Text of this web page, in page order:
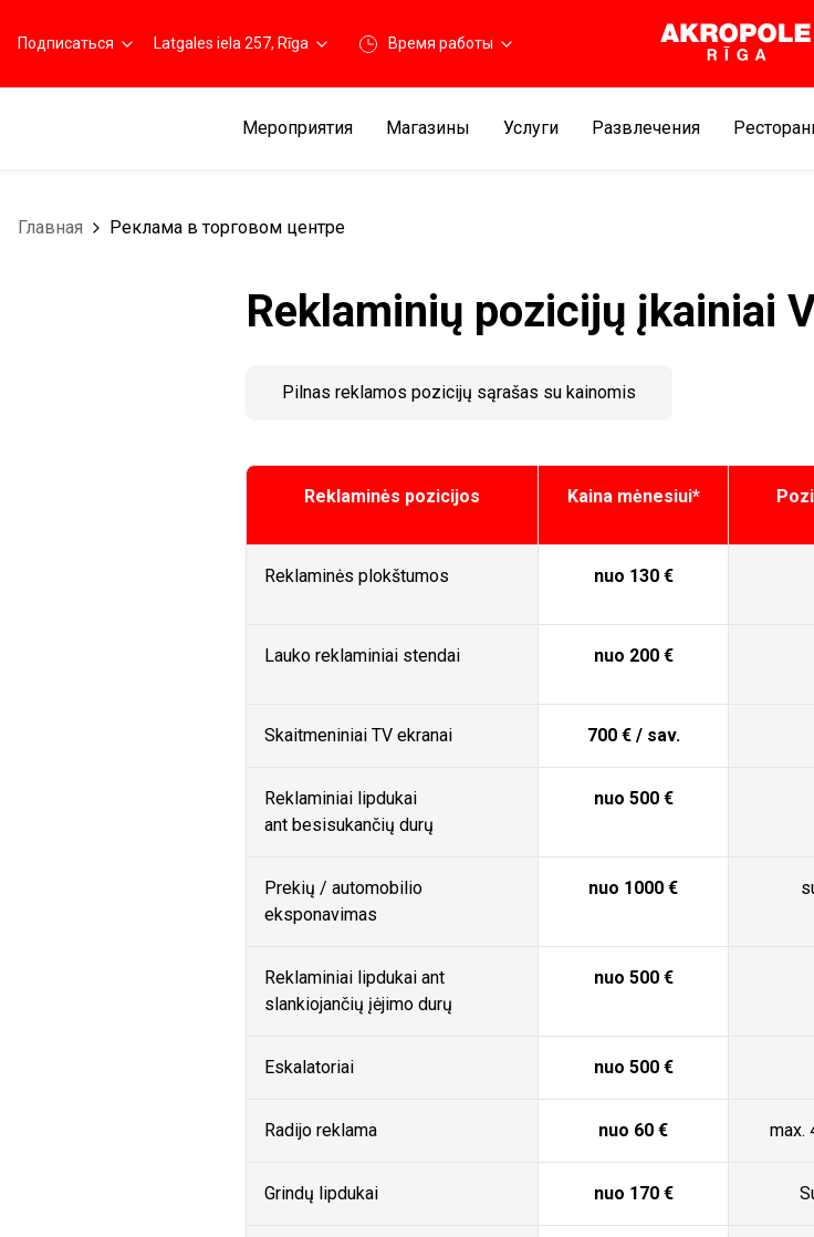
Подписаться Latgales iela 257, Rīga Время работы
Мероприятия Магазины Услуги Развлечения
Главная Реклама в торговом центре
Reklaminių pozicijų įkainiai
Pilnas reklamos pozicijų sąrašas su kainomis
Reklaminės pozicijos Kaina mėnesiui*
Reklaminės plokštumos nuo 130 €
Lauko reklaminiai stendai nuo 200 €
Skaitmeniniai TV ekranai 700 € / sav.
Reklaminiai lipdukai
ant besisukančių durų
nuo 500 €
Prekių / automobilio
eksponavimas
nuo 1000 €
Reklaminiai lipdukai ant
slankiojančių įėjimo durų
nuo 500 €
Eskalatoriai nuo 500 €
Radijo reklama nuo 60 € max.
Grindų lipdukai nuo 170 €